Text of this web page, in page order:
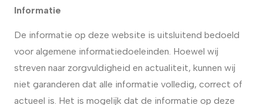
Informatie
De informatie op deze website is uitsluitend bedoeld
voor algemene informatiedoeleinden. Hoewel wij
streven naar zorgvuldigheid en actualiteit, kunnen wij
niet garanderen dat alle informatie volledig, correct of
actueel is. Het is mogelijk dat de informatie op deze